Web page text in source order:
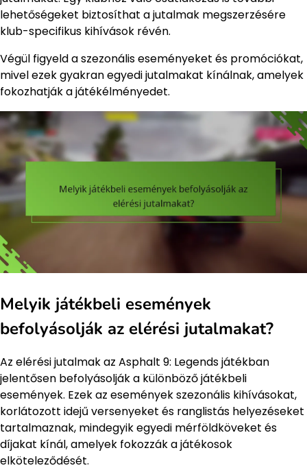
lehetőségeket biztosíthat a jutalmak megszerzésére
klub-specifikus kihívások révén.
Végül figyeld a szezonális eseményeket és promóciókat,
mivel ezek gyakran egyedi jutalmakat kínálnak, amelyek
fokozhatják a játékélményedet.
Melyik játékbeli események
befolyásolják az elérési jutalmakat?
Az elérési jutalmak az Asphalt 9: Legends játékban
jelentősen befolyásolják a különböző játékbeli
események. Ezek az események szezonális kihívásokat,
korlátozott idejű versenyeket és ranglistás helyezéseket
tartalmaznak, mindegyik egyedi mérföldköveket és
díjakat kínál, amelyek fokozzák a játékosok
elköteleződését.